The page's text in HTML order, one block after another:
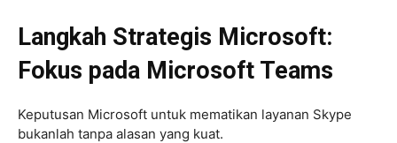
Langkah Strategis Microsoft:
Fokus pada Microsoft Teams
Keputusan Microsoft untuk mematikan layanan Skype
bukanlah tanpa alasan yang kuat.